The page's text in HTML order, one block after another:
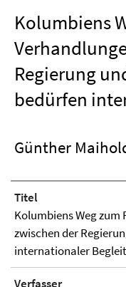
Kolumbiens
Regierung
bedürfen
Günther
Titel
Kolumbiens Weg zum
zwischen der
internationaler
Verfasser